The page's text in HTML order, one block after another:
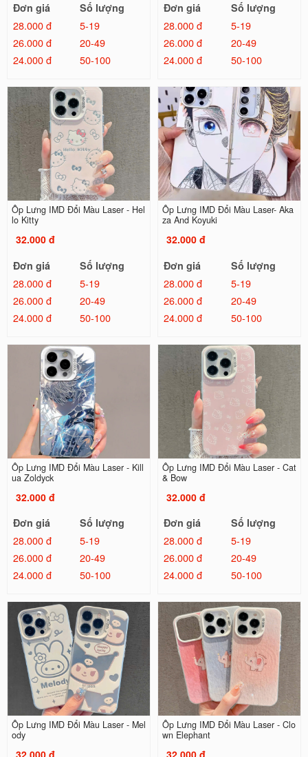
Đơn giá
Số lượng
28.000 đ
5-19
26.000 đ
20-49
24.000 đ
50-100
Đơn giá
Số lượng
28.000 đ
5-19
26.000 đ
20-49
24.000 đ
50-100
Ốp Lưng IMD Đổi Màu Laser - Hel
lo Kitty
32.000 đ
Đơn giá
Số lượng
28.000 đ
5-19
26.000 đ
20-49
24.000 đ
50-100
Ốp Lưng IMD Đổi Màu Laser- Aka
za And Koyuki
32.000 đ
Đơn giá
Số lượng
28.000 đ
5-19
26.000 đ
20-49
24.000 đ
50-100
Ốp Lưng IMD Đổi Màu Laser - Kill
ua Zoldyck
32.000 đ
Đơn giá
Số lượng
28.000 đ
5-19
26.000 đ
20-49
24.000 đ
50-100
Ốp Lưng IMD Đổi Màu Laser - Cat
& Bow
32.000 đ
Đơn giá
Số lượng
28.000 đ
5-19
26.000 đ
20-49
24.000 đ
50-100
Ốp Lưng IMD Đổi Màu Laser - Mel
ody
Ốp Lưng IMD Đổi Màu Laser - Clo
wn Elephant